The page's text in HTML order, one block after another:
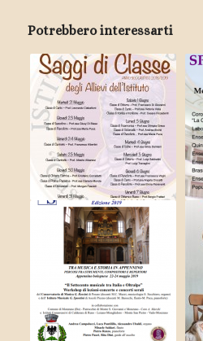
Potrebbero interessarti